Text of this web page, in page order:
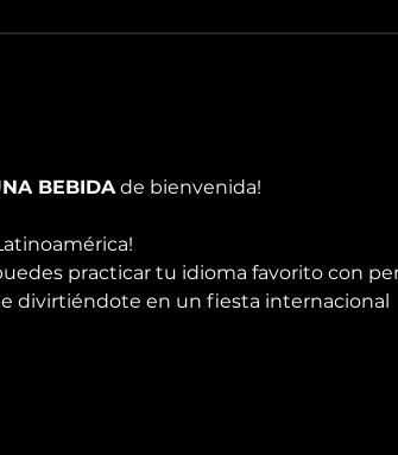
BEBIDA de bienvenida!
practicar tu idioma favorito con
divirtiéndote en un fiesta internacional